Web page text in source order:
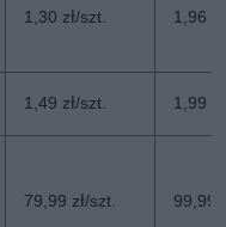
1,30 zł/szt. 1,96
1,49 zł/szt. 1,99
79,99 zł/szt. 99,99